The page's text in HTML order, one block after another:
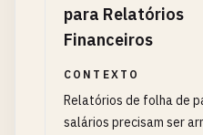
para Relatórios
Financeiros
CONTEXTO
Relatórios de folha de
salários precisam ser